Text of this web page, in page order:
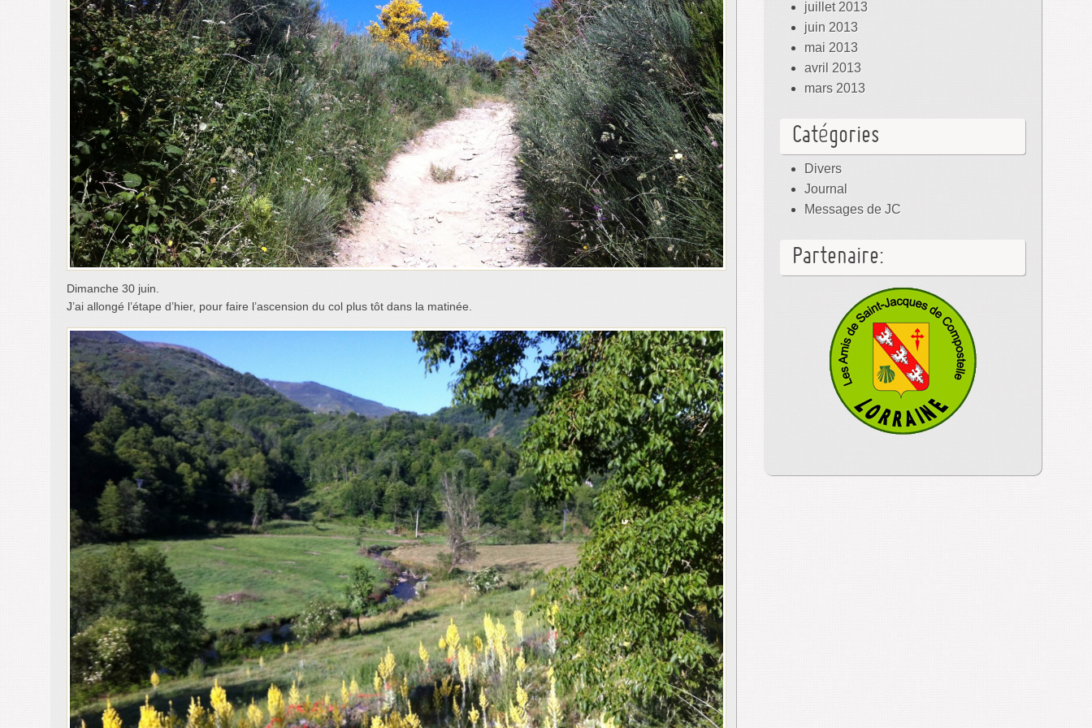
Dimanche 30 juin.
J’ai allongé l’étape d’hier, pour faire l’ascension du col plus tôt dans la matinée.
juillet 2013
juin 2013
mai 2013
avril 2013
mars 2013
Catégories
Divers
Journal
Messages de JC
Partenaire: